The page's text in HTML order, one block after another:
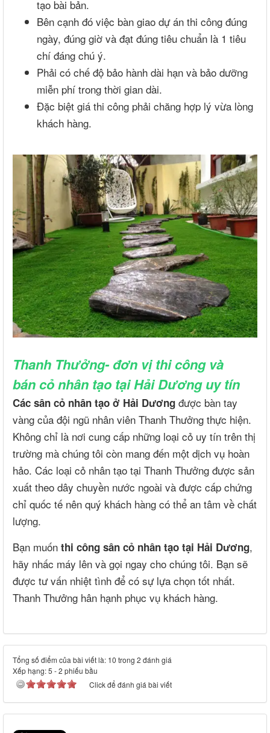
tạo bài bản.
Bên cạnh đó việc bàn giao dự án thi công đúng
ngày, đúng giờ và đạt đúng tiêu chuẩn là 1 tiêu
chí đáng chú ý.
Phải có chế độ bảo hành dài hạn và bảo dưỡng
miễn phí trong thời gian dài.
Đặc biệt giá thi công phải chăng hợp lý vừa lòng
khách hàng.
Thanh Thưởng- đơn vị thi công và
bán cỏ nhân tạo tại Hải Dương uy tín
Các sân cỏ nhân tạo ở Hải Dương được bàn tay
vàng của đội ngũ nhân viên Thanh Thưởng thực hiện.
Không chỉ là nơi cung cấp những loại cỏ uy tín trên thị
trường mà chúng tôi còn mang đến một dịch vụ hoàn
hảo. Các loại cỏ nhân tạo tại Thanh Thưởng được sản
xuất theo dây chuyền nước ngoài và được cấp chứng
chỉ quốc tế nên quý khách hàng có thể an tâm về chất
lượng.
Bạn muốn thi công sân cỏ nhân tạo tại Hải Dương,
hãy nhấc máy lên và gọi ngay cho chúng tôi. Bạn sẽ
được tư vấn nhiệt tình để có sự lựa chọn tốt nhất.
Thanh Thưởng hân hạnh phục vụ khách hàng.
Tổng số điểm của bài viết là: 10 trong 2 đánh giá
Xếp hạng:5 -2 phiếu bầu
Click để đánh giá bài viết